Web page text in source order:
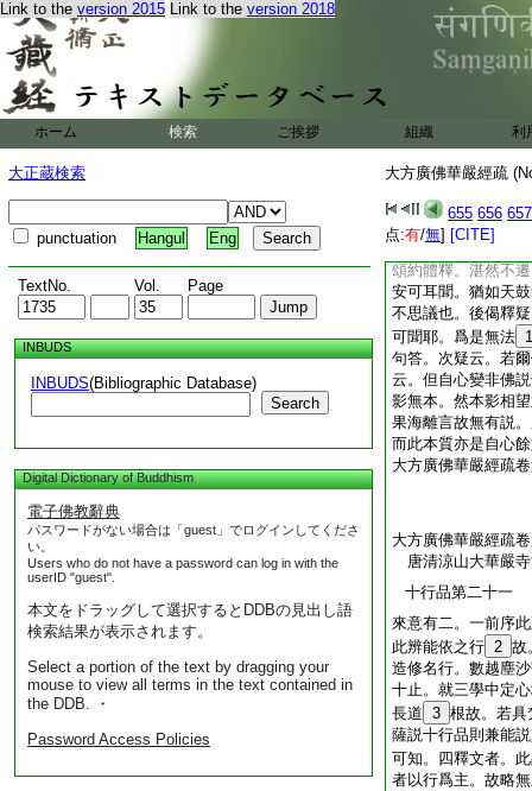
Link to the version 2015 Link to the version 2018
ホーム 検索 ご挨拶 組織 利
大正蔵検索
punctuation Hangul Eng
TextNo. Vol. Page
INBUDS
INBUDS(Bibliographic Database)
Search
Digital Dictionary of Buddhism
電子佛教辭典
パスワードがない場合は「guest」でログインしてくださ
い。
Users who do not have a password can log in with the
userID "guest".
本文をドラッグして選択するとDDBの見出し語
検索結果が表示されます。
Select a portion of the text by dragging your
mouse to view all terms in the text contained in
the DDB. ・
Password Access Policies
大方廣佛華嚴經疏
655 656 657
点:有/無] [CITE]
無法何要須現。萬
現。故云唯如如。
如色相即有無交徹
旨。故今二喩前後
云非色。非即非其
受用身後喩法身。
下經云。佛以法爲
色形令入此法中。
聞中。初約應聲縁
非如來應不差機。
以聲取是行邪道。
頌約體釋。湛然不
安可耳聞。猶如天
不思議也。後偈釋
可聞耶。爲是無法 1
句答。次疑云。若
云。但自心變非佛
影無本。然本影相
果海離言故無有説
而此本質亦是自心
大方廣佛華嚴經疏
大方廣佛華嚴經疏
唐清涼山大華嚴
十行品第二十一
來意有二。一前序
此辨能依之行 2 故
造修名行。數越塵
十止。就三學中定
長道 3 根故。若具
薩説十行品則兼能
可知。四釋文者。
者以行爲主。故略